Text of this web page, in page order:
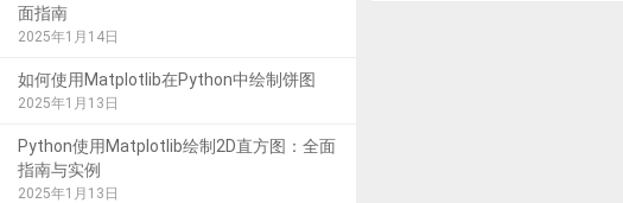
面指南
2025年1月14日
如何使用Matplotlib在Python中绘制饼图
2025年1月13日
Python使用Matplotlib绘制2D直方图：全面
指南与实例
2025年1月13日